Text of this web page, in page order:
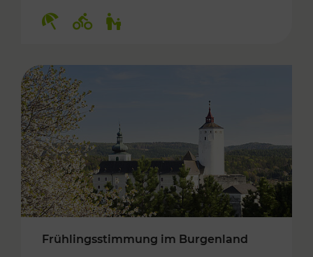
Frühlingsstimmung im Burgenland